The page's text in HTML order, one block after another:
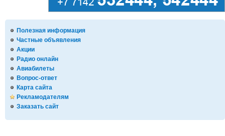
Полезная информация
Частные объявления
Акции
Радио онлайн
Авиабилеты
Вопрос-ответ
Карта сайта
Рекламодателям
Заказать сайт